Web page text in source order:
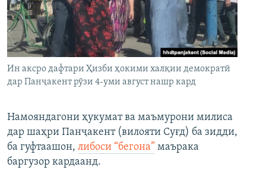
Ин аксро дафтари Ҳизби ҳокими халқии демократӣ
дар Панҷакент рӯзи 4-уми август нашр кард
Намояндагони ҳукумат ва маъмурони милиса
дар шаҳри Панҷакент (вилояти Суғд) ба зидди,
ба гуфтаашон, либоси “бегона” маърака
баргузор кардаанд.